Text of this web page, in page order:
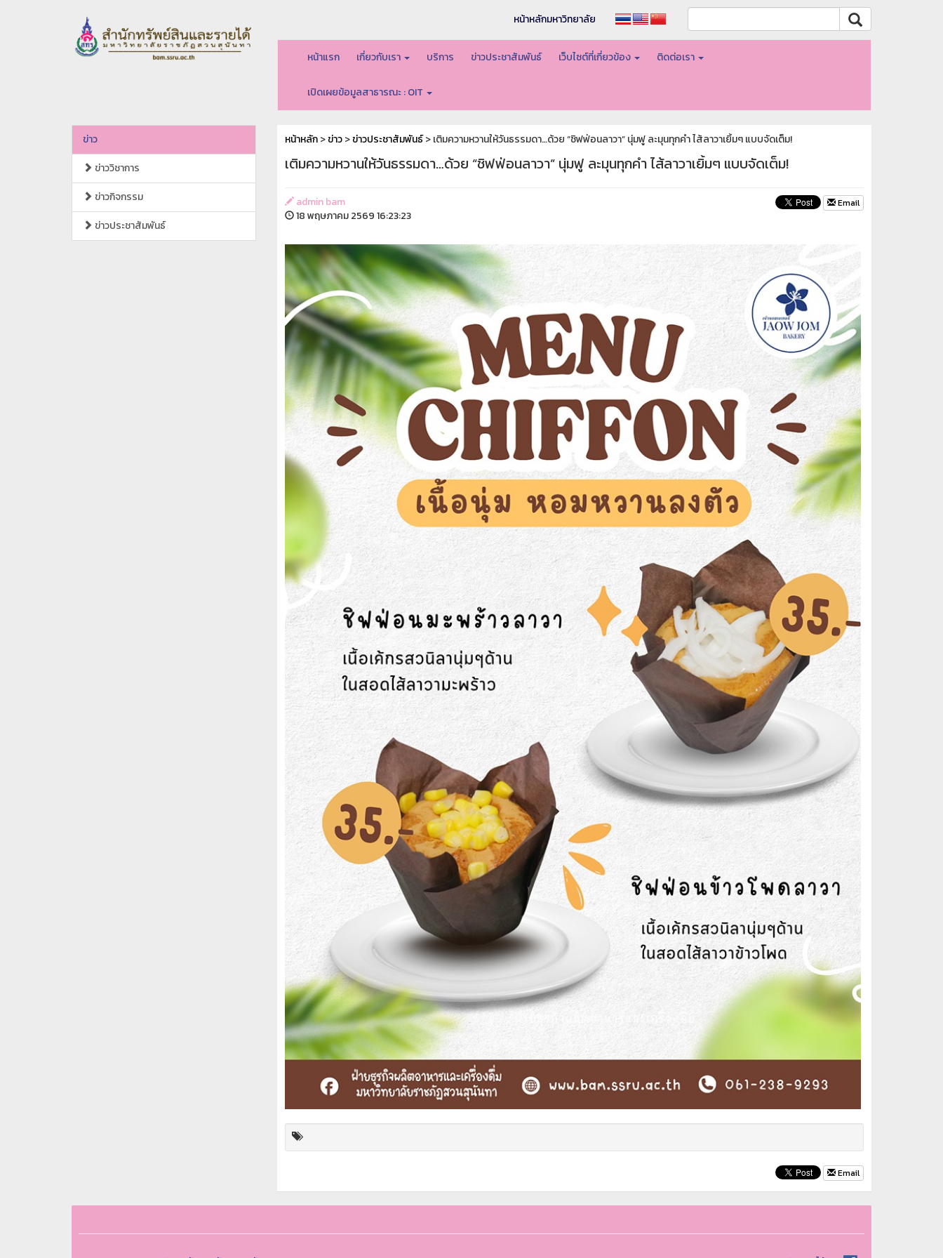
หน้าหลักมหาวิทยาลัย
หน้าแรก เกี่ยวกับเรา บริการ ข่าวประชาสัมพันธ์ เว็บไซต์ที่เกี่ยวข้อง ติดต่อเรา
เปิดเผยข้อมูลสาธารณะ : OIT
ข่าว
ข่าววิชาการ
ข่าวกิจกรรม
ข่าวประชาสัมพันธ์
หน้าหลัก>ข่าว>ข่าวประชาสัมพันธ์> เติมความหวานให้วันธรรมดา…ด้วย “ชิฟฟ่อนลาวา” นุ่มฟู ละมุนทุกคำ ไส้ลาวาเยิ้มๆ แบบจัดเต็ม!
เติมความหวานให้วันธรรมดา…ด้วย “ชิฟฟ่อนลาวา” นุ่มฟู ละมุนทุกคำ ไส้ลาวาเยิ้มๆ แบบจัดเต็ม!
admin bam
18 พฤษภาคม 2569 16:23:23
Email
Email